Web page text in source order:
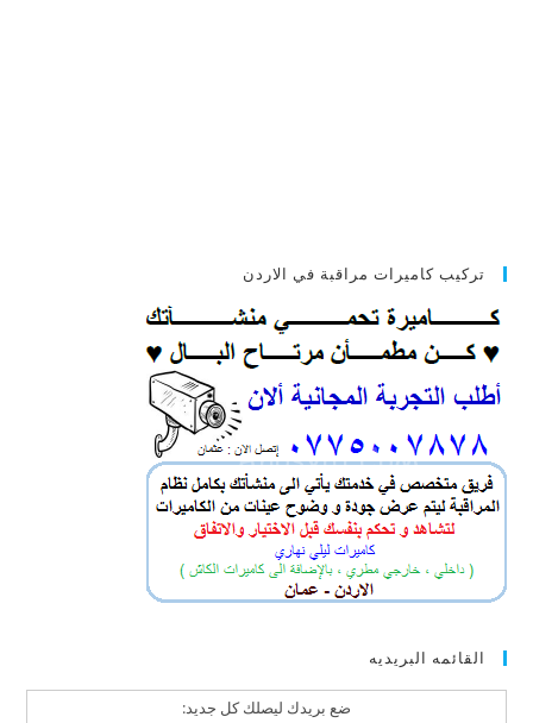
تركيب كاميرات مراقبة في الاردن
القائمه البريديه
ضع بريدك ليصلك كل جديد: